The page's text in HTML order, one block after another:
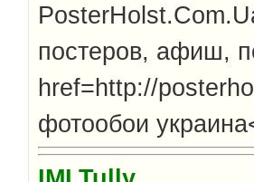
постеров, афиш,
href=http://
фотообои